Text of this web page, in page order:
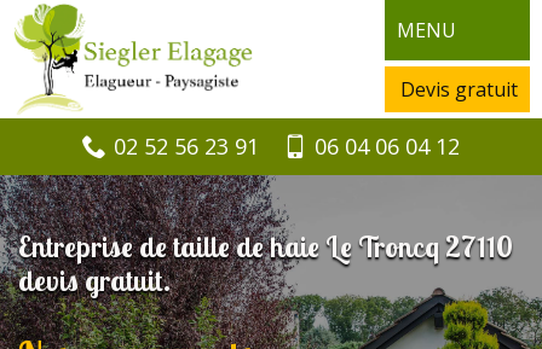
MENU
Devis gratuit
02 52 56 23 91 06 04 06 04 12
Entreprise de taille de haie Le Troncq 27110
devis gratuit.